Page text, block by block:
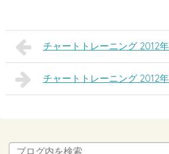
チャートトレーニング 2012
チャートトレーニング 2012年